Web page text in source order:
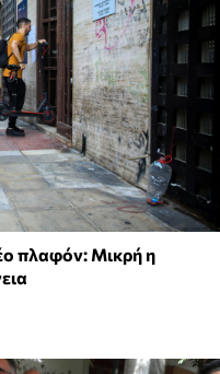
πλαφόν: Μικρή η